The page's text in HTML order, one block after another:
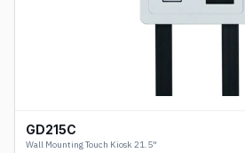
GD215C
Wall Mounting Touch Kiosk 21.5"